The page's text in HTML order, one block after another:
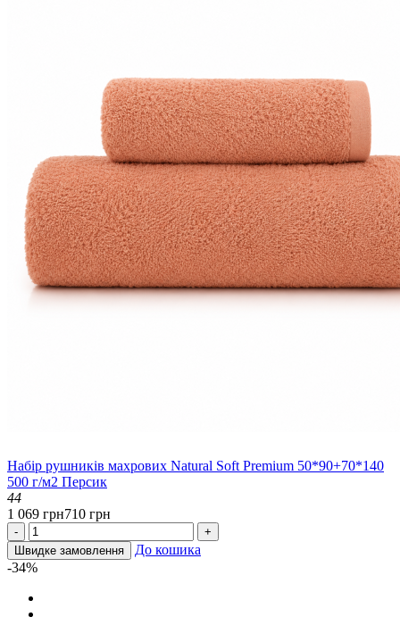
Набір рушників махрових Natural Soft Premium 50*90+70*140
500 г/м2 Персик
44
1 069 грн710 грн
-
+
Швидке замовлення
До кошика
-34%